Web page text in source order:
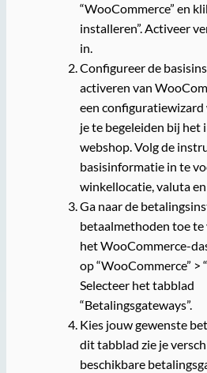
“WooCommerce” en
installeren”. Activeer
in.
Configureer de
activeren van
een configuratiewizard
je te begeleiden bij het
webshop. Volg de
basisinformatie in te
winkellocatie, valuta
Ga naar de
betaalmethoden toe te
het WooCommerce-
op “WooCommerce” >
Selecteer het tabblad
“Betalingsgateways”.
Kies jouw gewenste
dit tabblad zie je
beschikbare